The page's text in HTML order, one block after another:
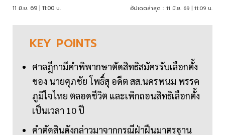
11 มิ.ย. 69 | 11:00 น. อัปเดตล่าสุด : 11 มิ.ย. 69 | 11:09 น.
KEY POINTS
ศาลฎีกามีคำพิพากษาตัดสิทธิสมัครรับเลือกตั้ง
ของ นายศุภชัย โพธิ์สุ อดีต สส.นครพนม พรรค
ภูมิใจไทย ตลอดชีวิต และเพิกถอนสิทธิเลือกตั้ง
เป็นเวลา 10 ปี
คำตัดสินดังกล่าวมาจากกรณีฝ่าฝืนมาตรฐาน